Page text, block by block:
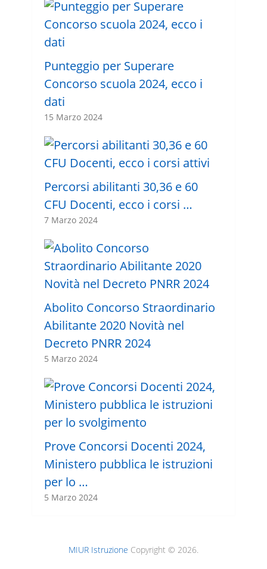
Punteggio per Superare
Concorso scuola 2024, ecco i
dati
15 Marzo 2024
Percorsi abilitanti 30,36 e 60
CFU Docenti, ecco i corsi …
7 Marzo 2024
Abolito Concorso Straordinario
Abilitante 2020 Novità nel
Decreto PNRR 2024
5 Marzo 2024
Prove Concorsi Docenti 2024,
Ministero pubblica le istruzioni
per lo …
5 Marzo 2024
MIUR Istruzione Copyright © 2026.